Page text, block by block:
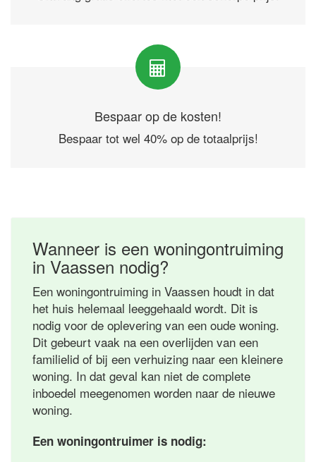
Bespaar op de kosten!
Bespaar tot wel 40% op de totaalprijs!
Wanneer is een woningontruiming
in Vaassen nodig?
Een woningontruiming in Vaassen houdt in dat
het huis helemaal leeggehaald wordt. Dit is
nodig voor de oplevering van een oude woning.
Dit gebeurt vaak na een overlijden van een
familielid of bij een verhuizing naar een kleinere
woning. In dat geval kan niet de complete
inboedel meegenomen worden naar de nieuwe
woning.
Een woningontruimer is nodig: